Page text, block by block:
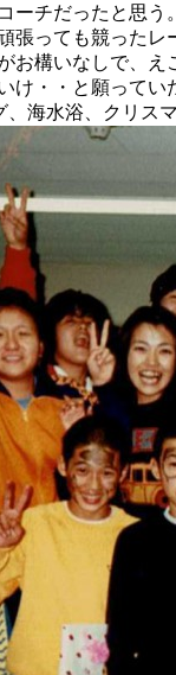
ーチだったと思う
っても競ったレ
お構いなしで、え
け・・と願ってい
海水浴、クリス